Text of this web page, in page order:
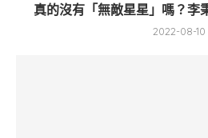
真的沒有「無敵星星」嗎？李
2022-08-10